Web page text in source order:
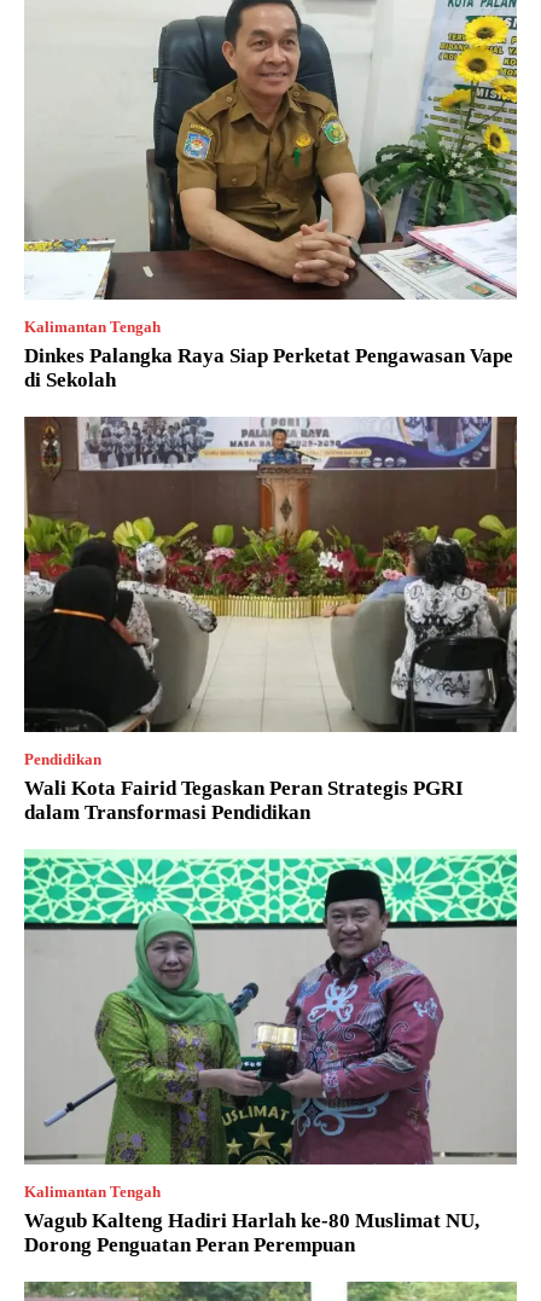
Kalimantan Tengah
Dinkes Palangka Raya Siap Perketat Pengawasan Vape
di Sekolah
Pendidikan
Wali Kota Fairid Tegaskan Peran Strategis PGRI
dalam Transformasi Pendidikan
Kalimantan Tengah
Wagub Kalteng Hadiri Harlah ke-80 Muslimat NU,
Dorong Penguatan Peran Perempuan